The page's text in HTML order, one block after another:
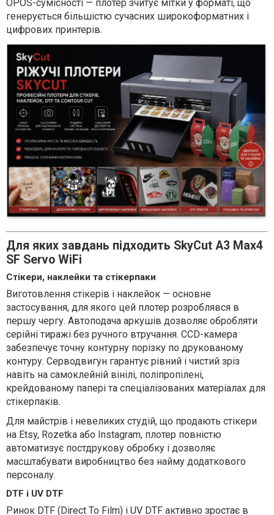
OPOS-сумісності — плотер зчитує мітки у форматі, що
генерується більшістю сучасних широкоформатних і
цифрових принтерів.
Для яких завдань підходить SkyСut A3 Max4
SF Servo WiFi
Стікери, наклейки та стікерпаки
Виготовлення стікерів і наклейок — основне
застосування, для якого цей плотер розроблявся в
першу чергу. Автоподача аркушів дозволяє обробляти
серійні тиражі без ручного втручання. CCD-камера
забезпечує точну контурну порізку по друкованому
контуру. Серводвигун гарантує рівний і чистий зріз
навіть на самоклейній вінілі, поліпропілені,
крейдованому папері та спеціалізованих матеріалах для
стікерпаків.
Для майстрів і невеликих студій, що продають стікери
на Etsy, Rozetka або Instagram, плотер повністю
автоматизує постдрукову обробку і дозволяє
масштабувати виробництво без найму додаткового
персоналу.
DTF і UV DTF
Ринок DTF (Direct To Film) і UV DTF активно зростає в